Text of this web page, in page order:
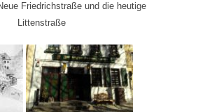
Friedrichstraße und die heutige
Littenstraße